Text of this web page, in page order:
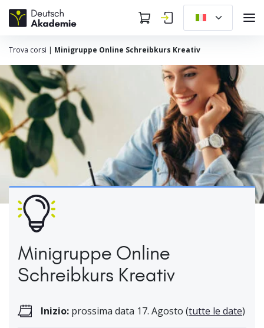
Trova corsi | Minigruppe Online Schreibkurs Kreativ
Minigruppe Online
Schreibkurs Kreativ
Inizio: prossima data 17. Agosto (tutte le date)